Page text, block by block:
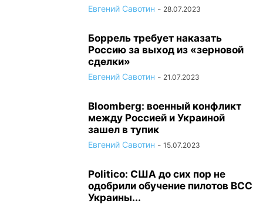
Евгений Савотин - 28.07.2023
Боррель требует наказать
Россию за выход из «зерновой
сделки»
Евгений Савотин - 21.07.2023
Bloomberg: военный конфликт
между Россией и Украиной
зашел в тупик
Евгений Савотин - 15.07.2023
Politico: США до сих пор не
одобрили обучение пилотов ВСС
Украины...